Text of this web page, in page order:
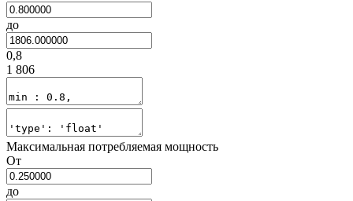
до
0,8
1 806
Максимальная потребляемая мощность
От
до